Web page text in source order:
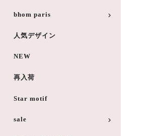
bhom paris
人気デザイン
NEW
再入荷
Star motif
sale